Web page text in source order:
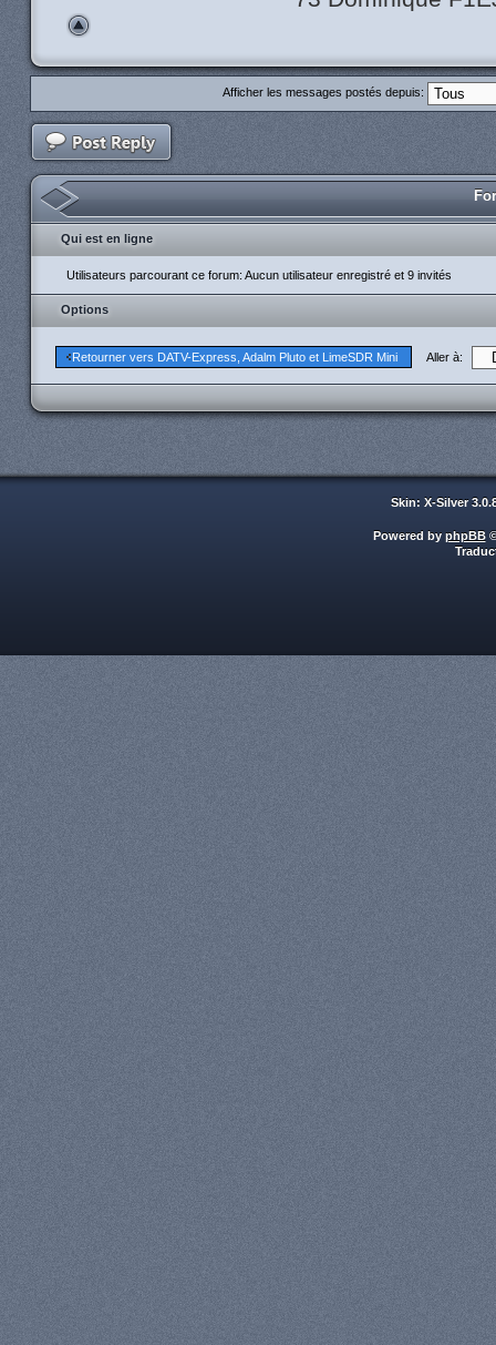
Afficher les messages postés depuis:
Qui est en ligne
Utilisateurs parcourant ce forum: Aucun utilisateur enregistré et 9 invités
Options
Retourner vers DATV-Express, Adalm Pluto et LimeSDR Mini Aller à:
Skin: X-Silver
Powered by phpBB©